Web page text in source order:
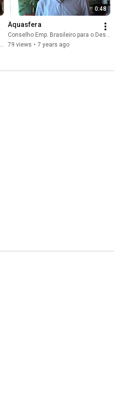
0:48
Aquasfera
Conselho Emp. Brasileiro para o Desenvolvimento Sustentável CEBDS
79 views • 7 years ago